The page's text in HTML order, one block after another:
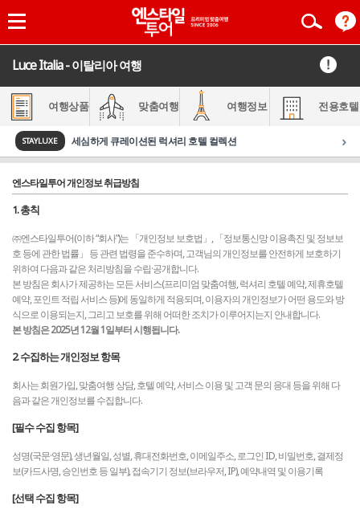
Luce Italia - 이탈리아 여행
여행상품 맞춤여행 여행정보 전용호텔
STAYLUXE 세심하게 큐레이션된 럭셔리 호텔 컬렉션 ›
엔스타일투어 개인정보 취급방침
1. 총칙
㈜엔스타일투어(이하 “회사”)는 「개인정보 보호법」, 「정보통신망 이용촉진 및 정보보
호 등에 관한 법률」 등 관련 법령을 준수하며, 고객님의 개인정보를 안전하게 보호하기
위하여 다음과 같은 처리방침을 수립·공개합니다.
본 방침은 회사가 제공하는 모든 서비스(프리미엄 맞춤여행, 럭셔리 호텔 예약, 제휴호텔
예약, 포인트 적립 서비스 등)에 동일하게 적용되며, 이용자의 개인정보가 어떤 용도와 방
식으로 이용되는지, 그리고 보호를 위해 어떠한 조치가 이루어지는지 안내합니다.
본 방침은 2025년 12월 1일부터 시행됩니다.
2. 수집하는 개인정보 항목
회사는 회원가입, 맞춤여행 상담, 호텔 예약, 서비스 이용 및 고객 문의 응대 등을 위해 다
음과 같은 개인정보를 수집합니다.
[필수 수집 항목]
성명(국문·영문), 생년월일, 성별, 휴대전화번호, 이메일주소, 로그인 ID, 비밀번호, 결제정
보(카드사명, 승인번호 등 일부), 접속기기 정보(브라우저, IP), 예약내역 및 이용기록
[선택 수집 항목]